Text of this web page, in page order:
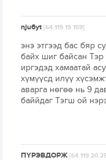
nju6yt[64.119.19.159]
энэ этгээд бас бяр
байх шиг байсан
иргэдэд хамаатай
хүмүүсд илүү
аварга нөгөө нь 9
баййдаг Тэгш ой
ПҮРЭВДОРЖ